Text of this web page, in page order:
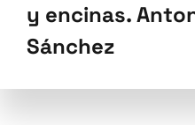
y encinas.
Sánchez